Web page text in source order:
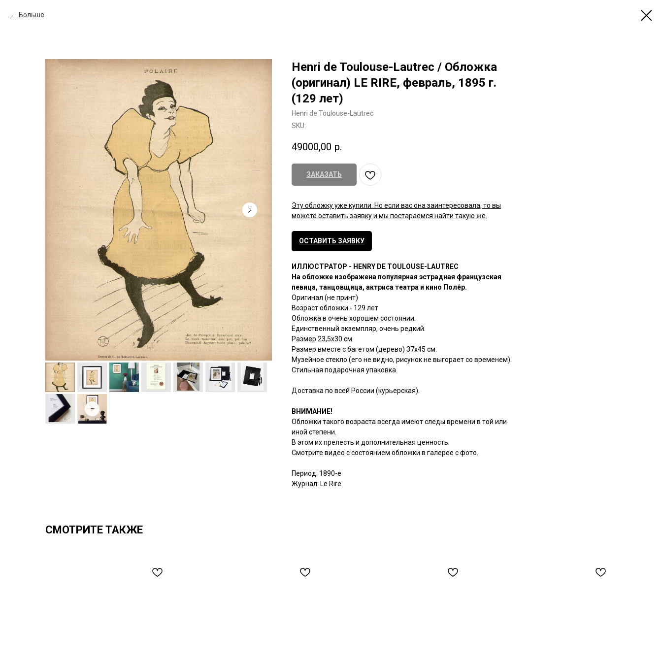
Больше
Henri de Toulouse-Lautrec / Обложка
(оригинал) LE RIRE, февраль, 1895 г.
(129 лет)
Henri de Toulouse-Lautrec
SKU:
49000,00 р.
ЗАКАЗАТЬ
Эту обложку уже купили. Но если вас она заинтересовала, то вы
можете оставить заявку и мы постараемся найти такую же.
ОСТАВИТЬ ЗАЯВКУ
ИЛЛЮСТРАТОР - HENRY DE TOULOUSE-LAUTREC
На обложке изображена популярная эстрадная французская
певица, танцовщица, актриса театра и кино Поле́р.
Оригинал (не принт)
Возраст обложки - 129 лет
Обложка в очень хорошем состоянии.
Единственный экземпляр, очень редкий.
Размер 23,5х30 см.
Размер вместе с багетом (дерево) 37х45 см.
Музейное стекло (его не видно, рисунок не выгорает со временем).
Стильная подарочная упаковка.
Доставка по всей России (курьерская).
ВНИМАНИЕ!
Обложки такого возраста всегда имеют следы времени в той или
иной степени.
В этом их прелесть и дополнительная ценность.
Смотрите видео с состоянием обложки в галерее с фото.
Период: 1890-е
Журнал: Le Rire
СМОТРИТЕ ТАКЖЕ